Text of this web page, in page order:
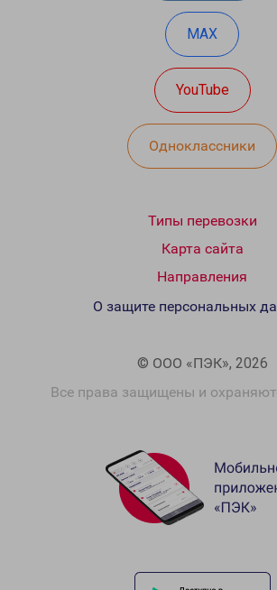
MAX
YouTube
Одноклассники
Типы перевозки
Карта сайта
Направления
© ООО «ПЭК», 2026
Все права защищены и
О защите персональных